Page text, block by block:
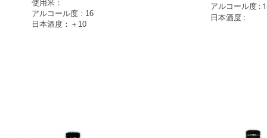
使用米：
アルコール度 : 16
日本酒度：＋10
アルコール度 :
日本酒度 :